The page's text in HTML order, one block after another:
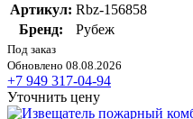
Артикул: Rbz-156858
Бренд:
Рубеж
Под заказ
Обновлено 08.08.2026
+7 949 317-04-94
Уточнить цену